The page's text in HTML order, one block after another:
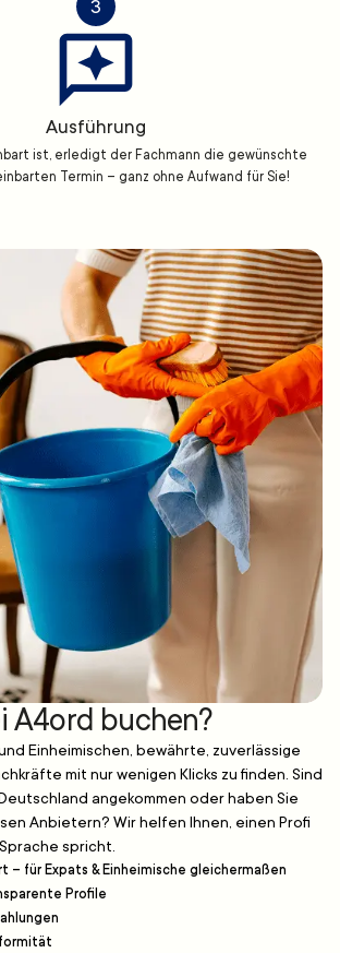
3
Ausführung
ist, erledigt der Fachmann die gewünschte
Termin – ganz ohne Aufwand für Sie!
A4ord buchen?
Einheimischen, bewährte, zuverlässige
mit nur wenigen Klicks zu finden. Sind
angekommen oder haben Sie
Anbietern? Wir helfen Ihnen, einen Profi
spricht.
– für Expats & Einheimische gleichermaßen
Profile